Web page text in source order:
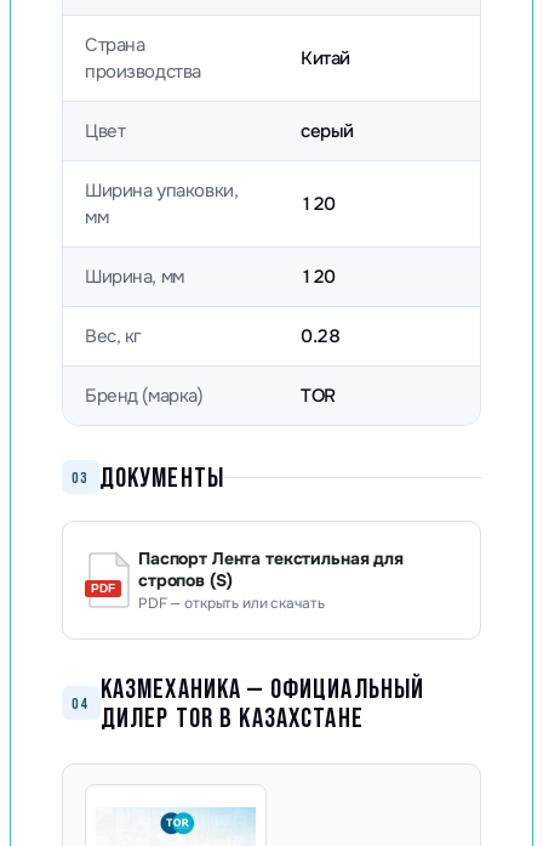
Страна
производства
Китай
Цвет серый
Ширина упаковки,
мм
120
Ширина, мм 120
Вес, кг 0.28
Бренд (марка) TOR
03 ДОКУМЕНТЫ
Паспорт Лента текстильная для
стропов (S)
PDF — открыть или скачать
04
КАЗМЕХАНИКА — ОФИЦИАЛЬНЫЙ
ДИЛЕР TOR В КАЗАХСТАНЕ